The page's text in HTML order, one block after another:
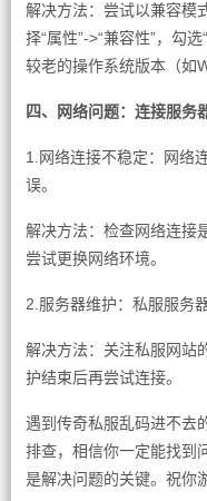
解决方法：尝试以兼容模
择“属性”->“兼容性”，勾
较老的操作系统版本（如
四、网络问题：连接服务
1.网络连接不稳定：网络
误。
解决方法：检查网络连接
尝试更换网络环境。
2.服务器维护：私服服务
解决方法：关注私服网站
护结束后再尝试连接。
遇到传奇私服乱码进不去
排查，相信你一定能找到
是解决问题的关键。祝你